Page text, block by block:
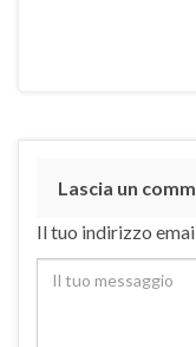
Lascia un
Il tuo indirizzo